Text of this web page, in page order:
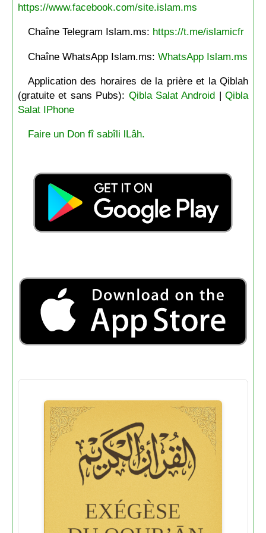
https://www.facebook.com/site.islam.ms
Chaîne Telegram Islam.ms: https://t.me/islamicfr
Chaîne WhatsApp Islam.ms: WhatsApp Islam.ms
Application des horaires de la prière et la Qiblah
(gratuite et sans Pubs): Qibla Salat Android |Qibla
Salat IPhone
Faire un Don fî sabîli lLâh.